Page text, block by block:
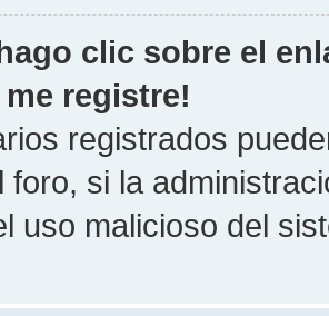
clic sobre el
registre!
registrados
foro, si la
uso malicioso del